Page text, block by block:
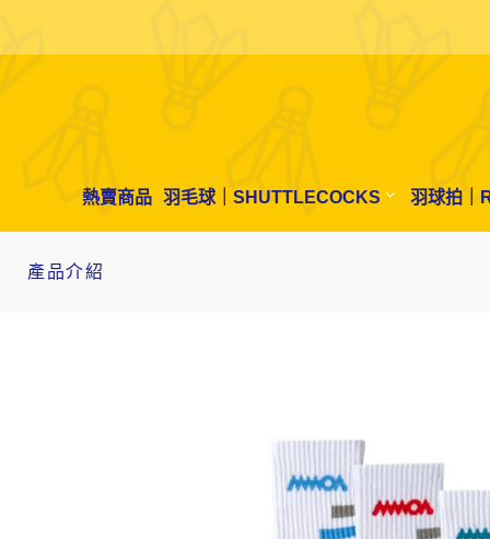
熱賣商品 羽毛球｜SHUTTLECOCKS 羽球拍｜
產品介紹